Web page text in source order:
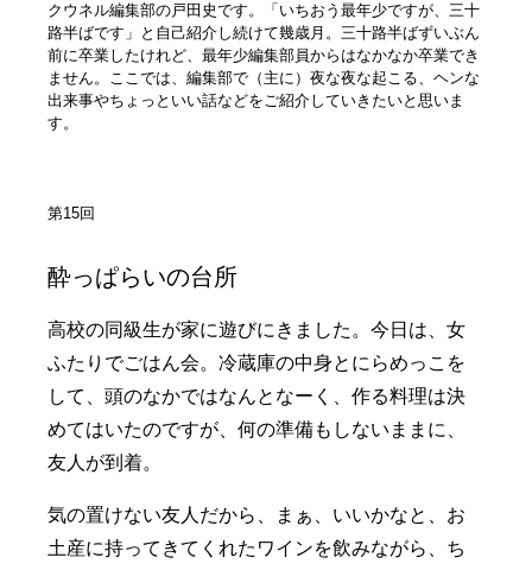
クウネル編集部の戸田史です。「いちおう最年少ですが、三十
路半ばです」と自己紹介し続けて幾歳月。三十路半ばずいぶん
前に卒業したけれど、最年少編集部員からはなかなか卒業でき
ません。ここでは、編集部で（主に）夜な夜な起こる、ヘンな
出来事やちょっといい話などをご紹介していきたいと思いま
す。
第15回
酔っぱらいの台所
高校の同級生が家に遊びにきました。今日は、女
ふたりでごはん会。冷蔵庫の中身とにらめっこを
して、頭のなかではなんとなーく、作る料理は決
めてはいたのですが、何の準備もしないままに、
友人が到着。
気の置けない友人だから、まぁ、いいかなと、お
土産に持ってきてくれたワインを飲みながら、ち